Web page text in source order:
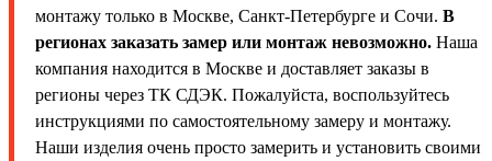
монтажу только в Москве, Санкт-Петербурге и Сочи. В
регионах заказать замер или монтаж невозможно. Наша
компания находится в Москве и доставляет заказы в
регионы через ТК СДЭК. Пожалуйста, воспользуйтесь
инструкциями по самостоятельному замеру и монтажу.
Наши изделия очень просто замерить и установить своими